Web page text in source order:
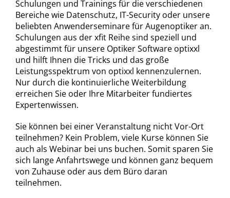
Schulungen und Trainings für die verschiedenen
Bereiche wie Datenschutz, IT-Security oder unsere
beliebten Anwenderseminare für Augenoptiker an.
Schulungen aus der xfit Reihe sind speziell und
abgestimmt für unsere Optiker Software optixxl
und hilft Ihnen die Tricks und das große
Leistungsspektrum von optixxl kennenzulernen.
Nur durch die kontinuierliche Weiterbildung
erreichen Sie oder Ihre Mitarbeiter fundiertes
Expertenwissen.
Sie können bei einer Veranstaltung nicht Vor-Ort
teilnehmen? Kein Problem, viele Kurse können Sie
auch als Webinar bei uns buchen. Somit sparen Sie
sich lange Anfahrtswege und können ganz bequem
von Zuhause oder aus dem Büro daran
teilnehmen.